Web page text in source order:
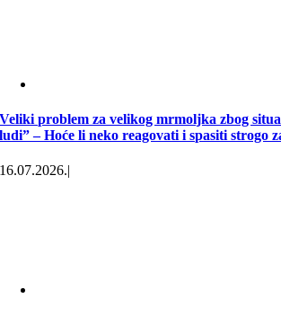
Veliki problem za velikog mrmoljka zbog
ludi” – Hoće li neko reagovati i spasiti strogo
16.07.2026.|